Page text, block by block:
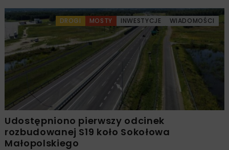
DROGI MOSTY INWESTYCJE WIADOMOŚCI
Udostępniono pierwszy odcinek
rozbudowanej S19 koło Sokołowa
Małopolskiego